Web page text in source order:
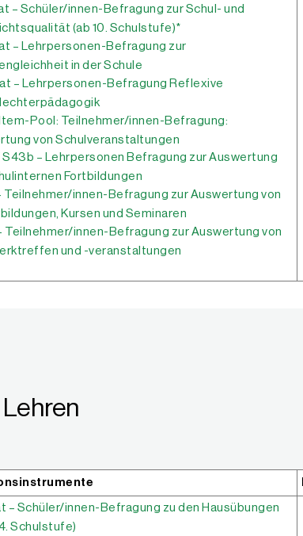
– Schüler/innen-Befragung zur Schul- und
(ab 10. Schulstufe)*
– Lehrpersonen-Befragung zur
in der Schule
– Lehrpersonen-Befragung Reflexive
Item-Pool: Teilnehmer/innen-Befragung:
von Schulveranstaltungen
S43b – Lehrpersonen Befragung zur Auswertung
Fortbildungen
Teilnehmer/innen-Befragung zur Auswertung von
Kursen und Seminaren
Teilnehmer/innen-Befragung zur Auswertung von
und -veranstaltungen
– Schüler/innen-Befragung zu den Hausübungen
Schulstufe)